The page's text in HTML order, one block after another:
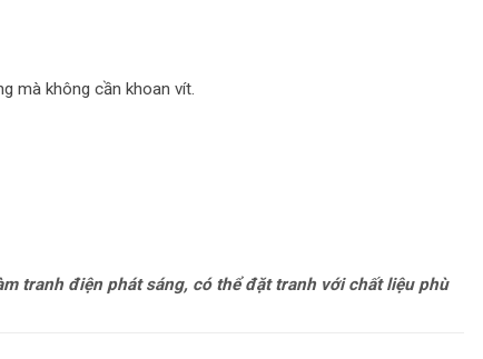
mà không cần khoan vít.
tranh điện phát sáng, có thể đặt tranh với chất liệu phù